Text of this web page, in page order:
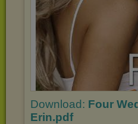
Download: Four
Erin.pdf